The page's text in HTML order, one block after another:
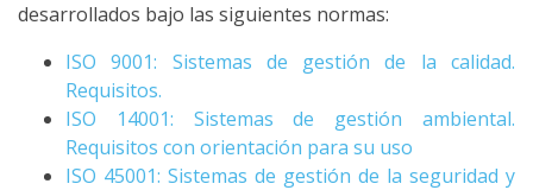
desarrollados bajo las siguientes normas:
ISO 9001: Sistemas de gestión de la calidad.
Requisitos.
ISO 14001: Sistemas de gestión ambiental.
Requisitos con orientación para su uso
ISO 45001: Sistemas de gestión de la seguridad y